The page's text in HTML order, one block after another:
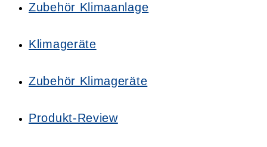
Zubehör Klimaanlage
Klimageräte
Zubehör Klimageräte
Produkt-Review